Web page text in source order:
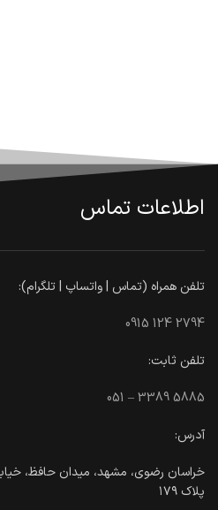
اطلاعات تماس
تلفن همراه (تماس | واتساپ | تلگرام):
0915 124 2794
تلفن ثابت:
051 – 3389 5885
آدرس:
پلاک ۱۷۹